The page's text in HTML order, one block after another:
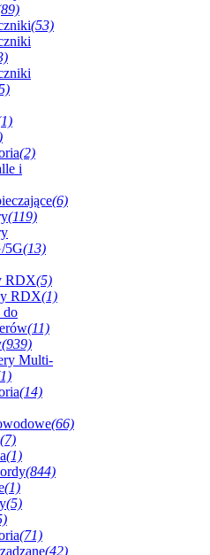
(53)
(2)
i
(6)
(119)
5G(13)
RDX(5)
RDX(1)
do
(11)
(939)
Multi-
(14)
(66)
(7)
(1)
(844)
(1)
(5)
(71)
(42)